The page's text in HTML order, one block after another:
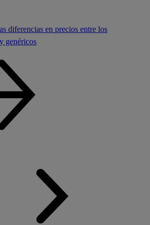
diferencias en precios entre los
genéricos